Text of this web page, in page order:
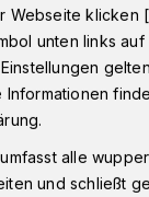
Webseite klicken
unten links
Informationen
alle
und schließt